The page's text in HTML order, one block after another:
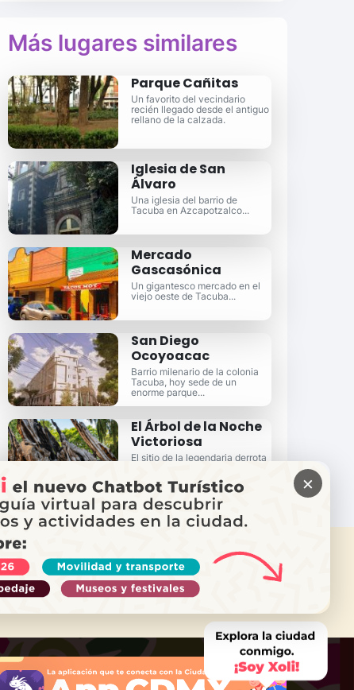
Más lugares similares
Parque Cañitas
Un favorito del vecindario
recién llegado desde el antiguo
rellano de la calzada.
Iglesia de San
Álvaro
Una iglesia del barrio de
Tacuba en Azcapotzalco...
Mercado
Gascasónica
Un gigantesco mercado en el
viejo oeste de Tacuba...
San Diego
Ocoyoacac
Barrio milenario de la colonia
Tacuba, hoy sede de un
enorme parque...
El Árbol de la Noche
Victoriosa
El sitio de la legendaria derrota
largo de la antigua calzada.
AYUDA?
a Locatel
×